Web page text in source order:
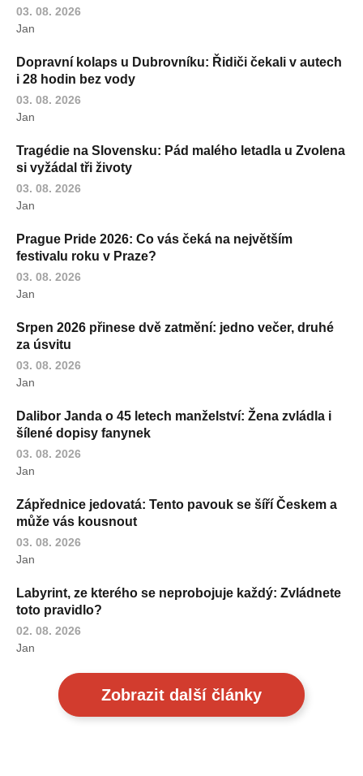
03. 08. 2026
Jan
Dopravní kolaps u Dubrovníku: Řidiči čekali v autech
i 28 hodin bez vody
03. 08. 2026
Jan
Tragédie na Slovensku: Pád malého letadla u Zvolena
si vyžádal tři životy
03. 08. 2026
Jan
Prague Pride 2026: Co vás čeká na největším
festivalu roku v Praze?
03. 08. 2026
Jan
Srpen 2026 přinese dvě zatmění: jedno večer, druhé
za úsvitu
03. 08. 2026
Jan
Dalibor Janda o 45 letech manželství: Žena zvládla i
šílené dopisy fanynek
03. 08. 2026
Jan
Zápřednice jedovatá: Tento pavouk se šíří Českem a
může vás kousnout
03. 08. 2026
Jan
Labyrint, ze kterého se neprobojuje každý: Zvládnete
toto pravidlo?
02. 08. 2026
Jan
Zobrazit další články